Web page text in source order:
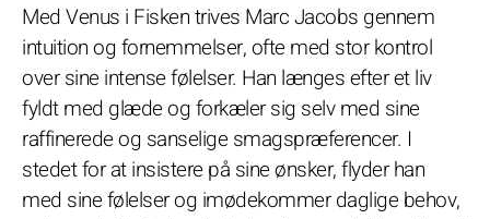
Med Venus i Fisken trives Marc Jacobs gennem
intuition og fornemmelser, ofte med stor kontrol
over sine intense følelser. Han længes efter et liv
fyldt med glæde og forkæler sig selv med sine
raffinerede og sanselige smagspræferencer. I
stedet for at insistere på sine ønsker, flyder han
med sine følelser og imødekommer daglige behov,